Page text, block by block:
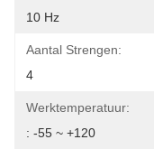
10 Hz
Aantal Strengen:
4
Werktemperatuur:
: -55 ~ +120